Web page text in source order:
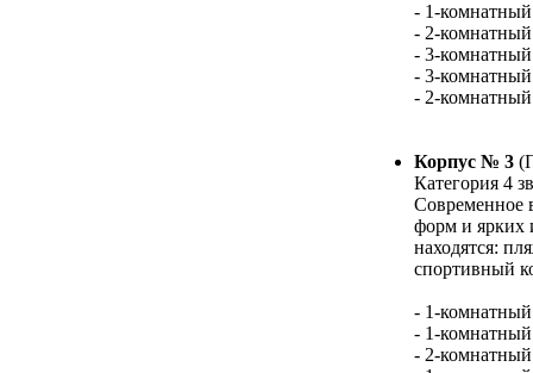
- 1-
- 2-
- 3-
- 3-
- 2-
Корпус № 3
Категория 4
Современное
форм и ярких
находятся:
спортивный
- 1-
- 1-
- 2-